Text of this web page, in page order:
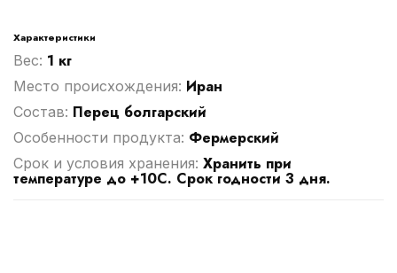
Характеристики
Вес: 1 кг
Место происхождения: Иран
Cостав: Перец болгарский
Особенности продукта: Фермерский
Срок и условия хранения: Хранить при
температуре до +10C. Срок годности 3 дня.